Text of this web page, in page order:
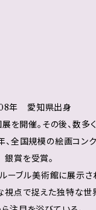
年 愛知県出身
を開催。その後、数多
、全国規模の絵画コン
銀賞を受賞。
ーブル美術館に展示さ
点で捉えた独特な世